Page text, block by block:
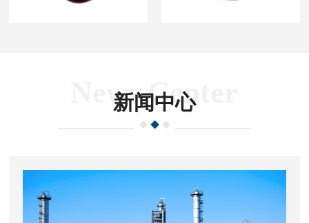
News Center
新闻中心